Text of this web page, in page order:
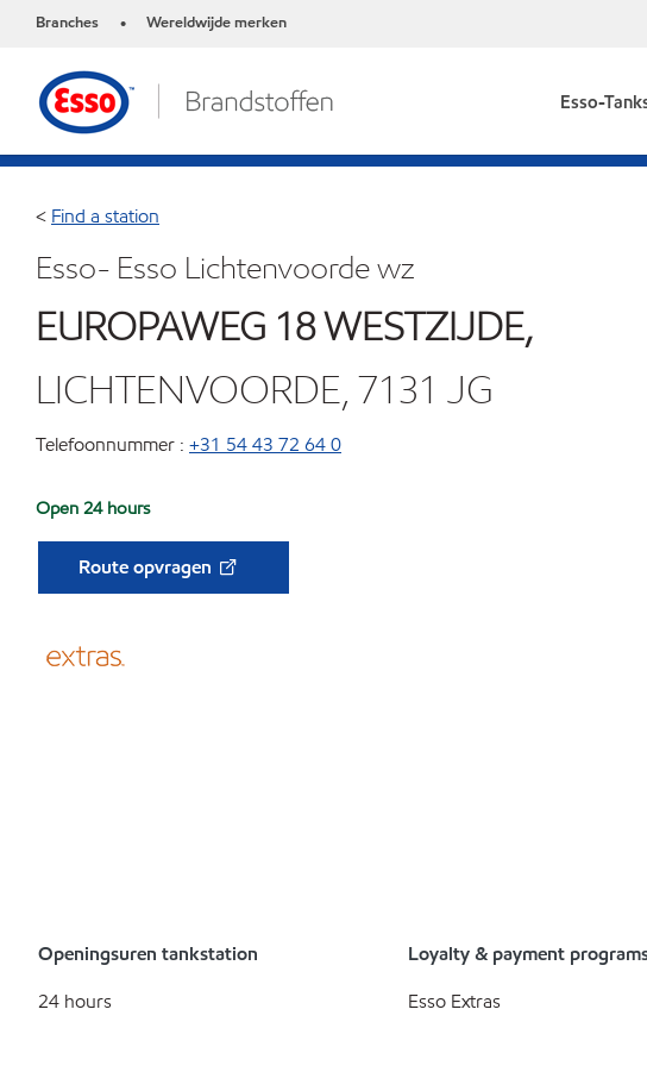
Branches • Wereldwijde merken
Esso-
< Find a station
Esso- Esso Lichtenvoorde wz
EUROPAWEG 18 WESTZIJDE,
LICHTENVOORDE, 7131 JG
Telefoonnummer : +31 54 43 72 64 0
Open 24 hours
Route opvragen
Openingsuren tankstation
24 hours
Loyalty & payment
Esso Extras